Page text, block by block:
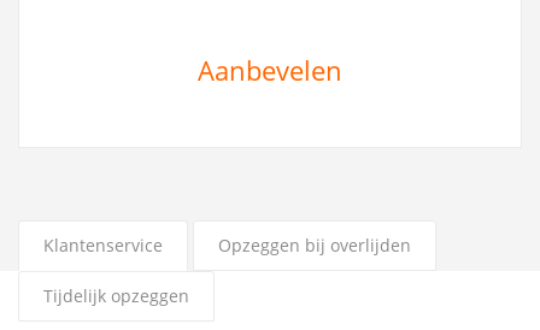
Aanbevelen
Klantenservice Opzeggen bij overlijden
Tijdelijk opzeggen